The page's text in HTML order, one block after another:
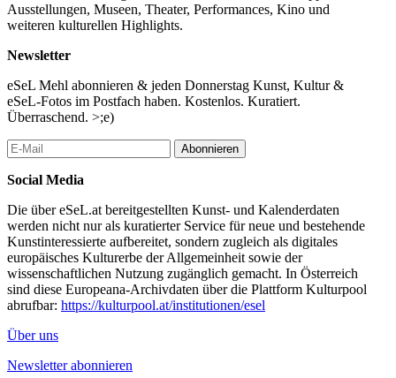
Ausstellungen, Museen, Theater, Performances, Kino und
weiteren kulturellen Highlights.
Newsletter
eSeL Mehl abonnieren & jeden Donnerstag Kunst, Kultur &
eSeL-Fotos im Postfach haben. Kostenlos. Kuratiert.
Überraschend. >;e)
Abonnieren
Social Media
Die über eSeL.at bereitgestellten Kunst- und Kalenderdaten
werden nicht nur als kuratierter Service für neue und bestehende
Kunstinteressierte aufbereitet, sondern zugleich als digitales
europäisches Kulturerbe der Allgemeinheit sowie der
wissenschaftlichen Nutzung zugänglich gemacht. In Österreich
sind diese Europeana-Archivdaten über die Plattform Kulturpool
abrufbar: https://kulturpool.at/institutionen/esel
Über uns
Newsletter abonnieren